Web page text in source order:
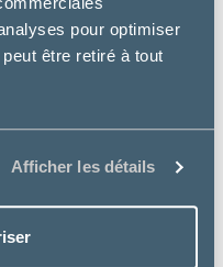
pour optimiser
être retiré à tout
Afficher les détails
TRANSIT CHIEN &